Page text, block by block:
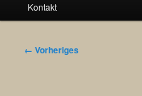
Kontakt
Bilder-
← Vorheriges